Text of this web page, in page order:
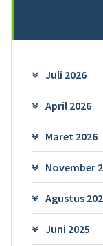
Juli 2026
April 2026
Maret 2026
November
Agustus
Juni 2025